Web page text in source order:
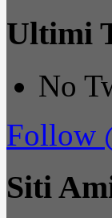
Ultimi
No
Follow
Siti